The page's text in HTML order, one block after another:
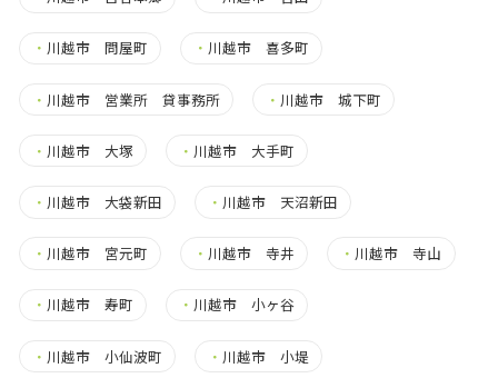
・ 川越市 問屋町 ・ 川越市 喜多町
・ 川越市 営業所 貸事務所 ・ 川越市 城下町
・ 川越市 大塚 ・ 川越市 大手町
・ 川越市 大袋新田 ・ 川越市 天沼新田
・ 川越市 宮元町 ・ 川越市 寺井 ・ 川越市 寺山
・ 川越市 寿町 ・ 川越市 小ヶ谷
・ 川越市 小仙波町 ・ 川越市 小堤